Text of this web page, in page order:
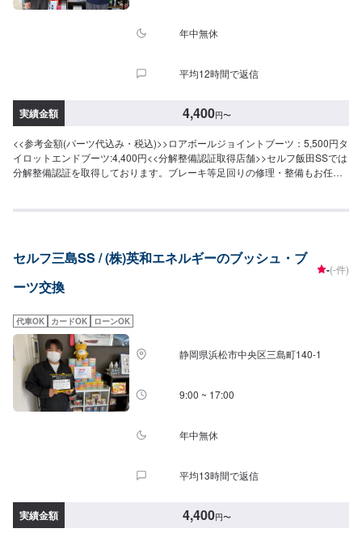
年中無休
平均12時間で返信
実績金額 4,400円〜
<<参考金額(パーツ代込み・税込)>>ロアボールジョイントブーツ：5,500円タ
イロットエンドブーツ:4,400円<<分解整備認証取得店舗>>セルフ飯田SSでは
分解整備認証を取得しております。ブレーキ等足回りの修理・整備もお任せ
ございます。飯田南交差点の近くです。
セルフ三島SS / (株)英和エネルギーのブッシュ・ブ
ーツ交換
-(-件)
代車OK カードOK ローンOK
静岡県浜松市中央区三島町140-1
9:00 ~ 17:00
年中無休
平均13時間で返信
実績金額 4,400円〜